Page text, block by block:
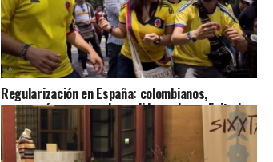
Regularización en España: colombianos,
marroquíes y venezolanos lideran las solicitudes
presentadas